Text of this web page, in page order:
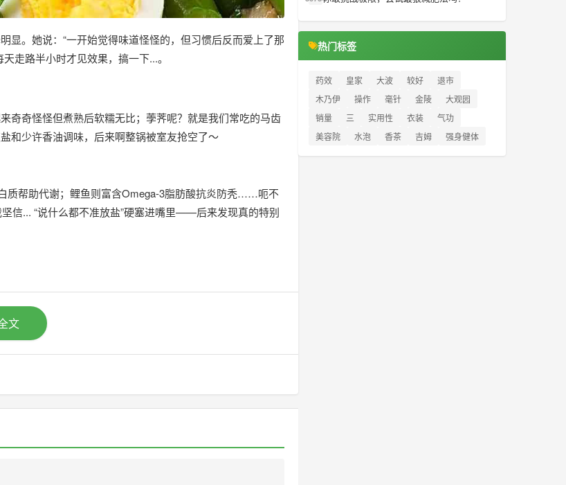
显。她说：“一开始觉得味道怪怪的，但习惯后反而爱上了那
走路半小时才见效果，搞一下...。
奇怪怪但煮熟后软糯无比；荸荠呢？就是我们常吃的马齿
和少许香油调味，后来啊整锅被室友抢空了～
质帮助代谢；鲤鱼则富含Omega-3脂肪酸抗炎防秃……呃不
信... “说什么都不准放盐”硬塞进嘴里——后来发现真的特别
文
热门标签
药效 皇家 大波 较好
退市
木乃伊
操作 毫针 金陵
大观园
销量
三 实用性 衣装
气功
美容院
水泡 香茶 吉姆 强身健体